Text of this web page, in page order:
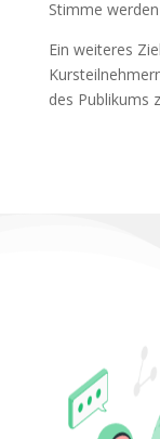
Stimme
Ein weiteres
des